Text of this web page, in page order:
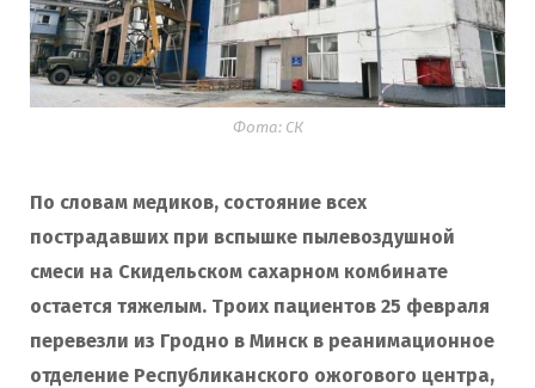
Фота: СК
По словам медиков, состояние всех
пострадавших при вспышке пылевоздушной
смеси на Скидельском сахарном комбинате
остается тяжелым. Троих пациентов 25 февраля
перевезли из Гродно в Минск в реанимационное
отделение Республиканского ожогового центра,